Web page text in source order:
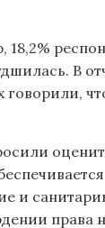
В
и
права